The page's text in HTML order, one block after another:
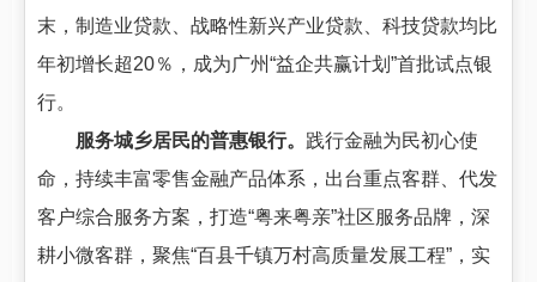
末，制造业贷款、战略性新兴产业贷款、科技贷款均比
年初增长超20％，成为广州“益企共赢计划”首批试点银
行。
服务城乡居民的普惠银行。 践行金融为民初心使
命，持续丰富零售金融产品体系，出台重点客群、代发
客户综合服务方案，打造“粤来粤亲”社区服务品牌，深
耕小微客群，聚焦“百县千镇万村高质量发展工程”，实